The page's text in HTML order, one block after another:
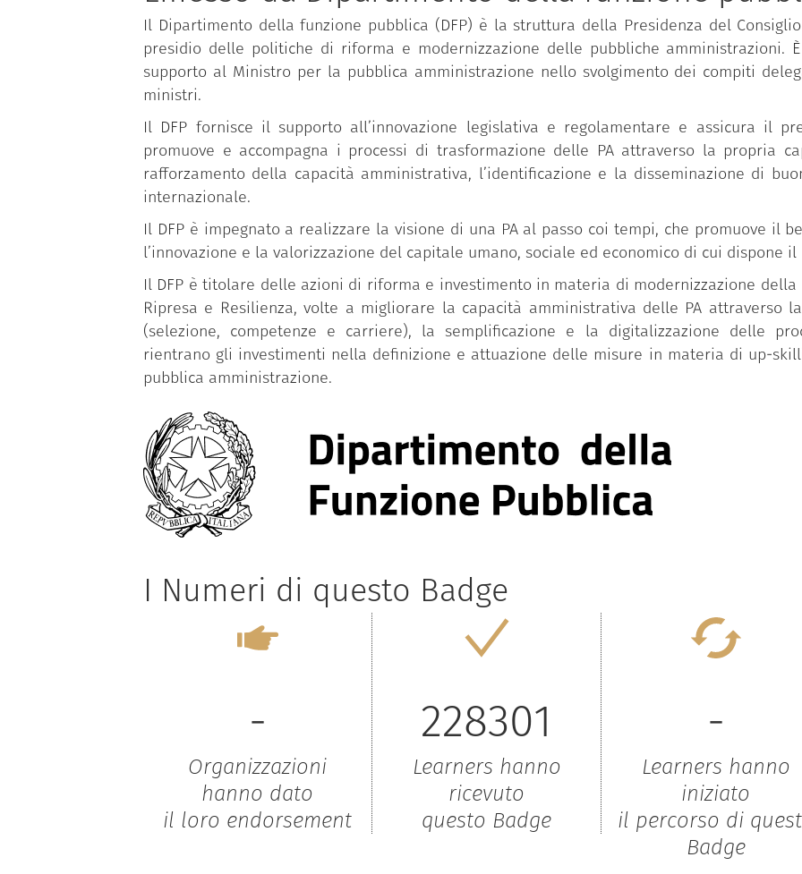
Il Dipartimento della funzione pubblica (DFP) è la struttura della Presidenza del
presidio delle politiche di riforma e modernizzazione delle pubbliche amministrazioni.
supporto al Ministro per la pubblica amministrazione nello svolgimento dei compiti
ministri.
Il DFP fornisce il supporto all’innovazione legislativa e regolamentare e assicura il
promuove e accompagna i processi di trasformazione delle PA attraverso la propria
rafforzamento della capacità amministrativa, l’identificazione e la disseminazione di
internazionale.
Il DFP è impegnato a realizzare la visione di una PA al passo coi tempi, che promuove il
l’innovazione e la valorizzazione del capitale umano, sociale ed economico di cui dispone il
Il DFP è titolare delle azioni di riforma e investimento in materia di modernizzazione della
Ripresa e Resilienza, volte a migliorare la capacità amministrativa delle PA attraverso
(selezione, competenze e carriere), la semplificazione e la digitalizzazione delle
rientrano gli investimenti nella definizione e attuazione delle misure in materia di up-
pubblica amministrazione.
I Numeri di questo Badge
-
Organizzazioni
hanno dato
il loro endorsement
228301
Learners hanno
ricevuto
questo Badge
-
Learners hanno
iniziato
il percorso di
Badge